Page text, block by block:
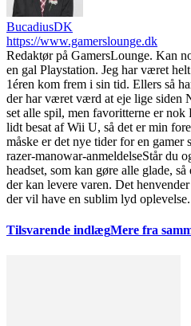
BucadiusDK
https://www.gamerslounge.dk
Redaktør på GamersLounge. Kan
en gal Playstation. Jeg har været
1éren kom frem i sin tid. Ellers så
der har været værd at eje lige siden
set alle spil, men favoritterne er nok
lidt besat af Wii U, så det er min
måske er det nye tider for en gamer
razer-manowar-anmeldelseStår du
headset, som kan gøre alle glade,
der kan levere varen. Det
der vil have en sublim lyd oplevelse.
Tilsvarende indlægMere fra